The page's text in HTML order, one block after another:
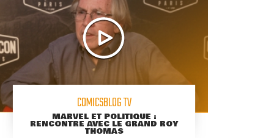
COMICSBLOG TV
MARVEL ET POLITIQUE :
RENCONTRE AVEC LE GRAND ROY
THOMAS